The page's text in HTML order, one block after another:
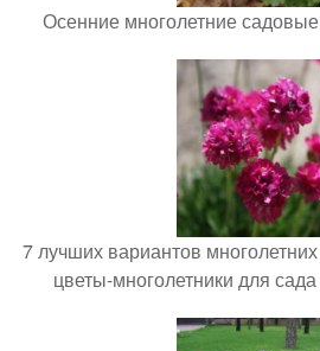
Осенние многолетние
7 лучших вариантов
цветы-многолетники для